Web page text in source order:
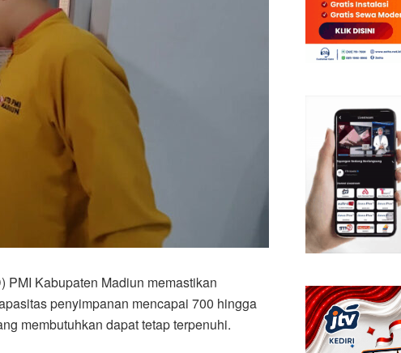
PMI Kabupaten Madiun memastikan
penyimpanan mencapai 700 hingga
membutuhkan dapat tetap terpenuhi.